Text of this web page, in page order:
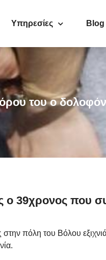
Υπηρεσίες Blog
του ο
ο 39χρονος που
πόλη του Βόλου